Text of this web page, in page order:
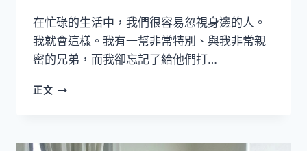
在忙碌的生活中，我們很容易忽視身邊的人。
我就會這樣。我有一幫非常特別、與我非常親
密的兄弟，而我卻忘記了給他們打…
正文為
的